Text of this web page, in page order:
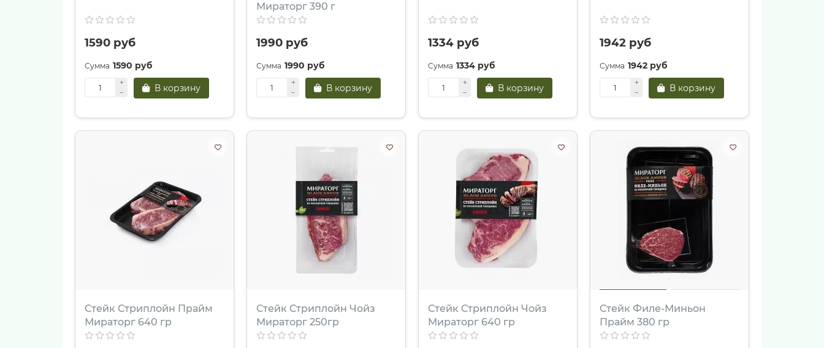
1590 руб
1590 руб
В корзину
Мираторг 390 г
1990 руб
1990 руб
В корзину
1334 руб
1334 руб
В корзину
1942 руб
1942 руб
В корзину
Стейк Стриплойн Прайм
Мираторг 640 гр
Стейк Стриплойн Чойз
Мираторг 250гр
Стейк Стриплойн Чойз
Мираторг 640 гр
Стейк Филе-Миньон
Прайм 380 гр